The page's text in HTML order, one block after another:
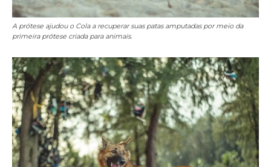
A prótese ajudou o Cola a recuperar suas patas amputadas por meio da
primeira prótese criada para animais.